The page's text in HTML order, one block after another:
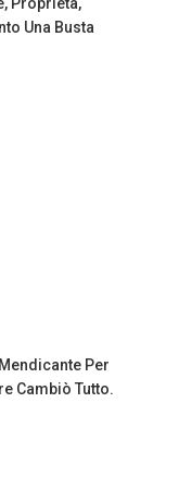
Una Busta
Per
Cambiò Tutto.